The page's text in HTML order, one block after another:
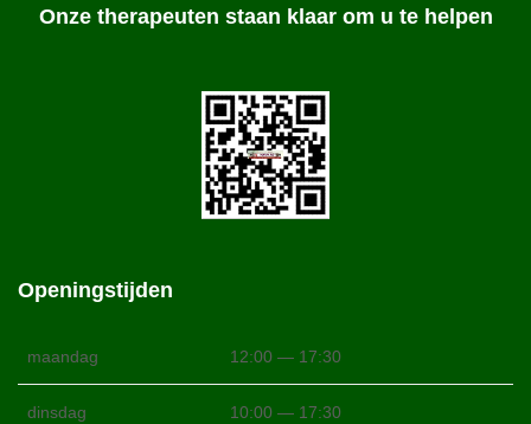
Onze therapeuten staan klaar om u te helpen
Openingstijden
maandag 12:00 — 17:30
dinsdag 10:00 — 17:30